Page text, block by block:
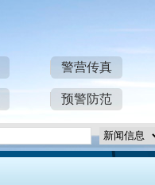
警营传真
预警防范